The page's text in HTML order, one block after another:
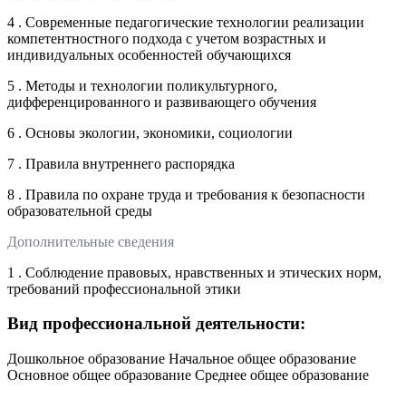
4 . Современные педагогические технологии реализации
компетентностного подхода с учетом возрастных и
индивидуальных особенностей обучающихся
5 . Методы и технологии поликультурного,
дифференцированного и развивающего обучения
6 . Основы экологии, экономики, социологии
7 . Правила внутреннего распорядка
8 . Правила по охране труда и требования к безопасности
образовательной среды
Дополнительные сведения
1 . Соблюдение правовых, нравственных и этических норм,
требований профессиональной этики
Вид профессиональной деятельности:
Дошкольное образование Начальное общее образование
Основное общее образование Среднее общее образование